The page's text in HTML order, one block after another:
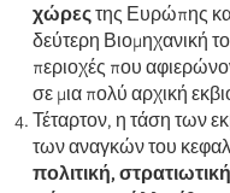
χώρεςτης Ευρώπης
δεύτερη Βιομηχανική
περιοχές που
σε μια πολύ αρχική
Τέταρτον, η τάση των
των αναγκών του
πολιτική,